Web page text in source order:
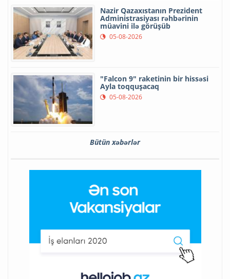
Nazir Qazaxıstanın Prezident
Administrasiyası rəhbərinin
müavini ilə görüşüb
05-08-2026
"Falcon 9" raketinin bir hissəsi
Ayla toqquşacaq
05-08-2026
Bütün xəbərlər